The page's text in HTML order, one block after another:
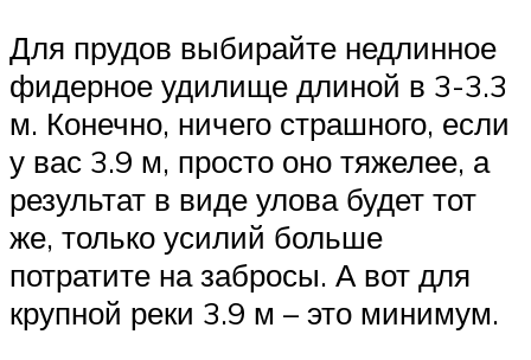
Для прудов выбирайте недлинное
фидерное удилище длиной в 3-3.3
м. Конечно, ничего страшного, если
у вас 3.9 м, просто оно тяжелее, а
результат в виде улова будет тот
же, только усилий больше
потратите на забросы. А вот для
крупной реки 3.9 м – это минимум.